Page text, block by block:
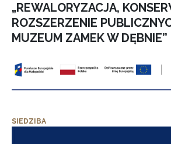
„REWALORYZACJA,
ROZSZERZENIE
MUZEUM ZAMEK W DĘBNIE”
SIEDZIBA